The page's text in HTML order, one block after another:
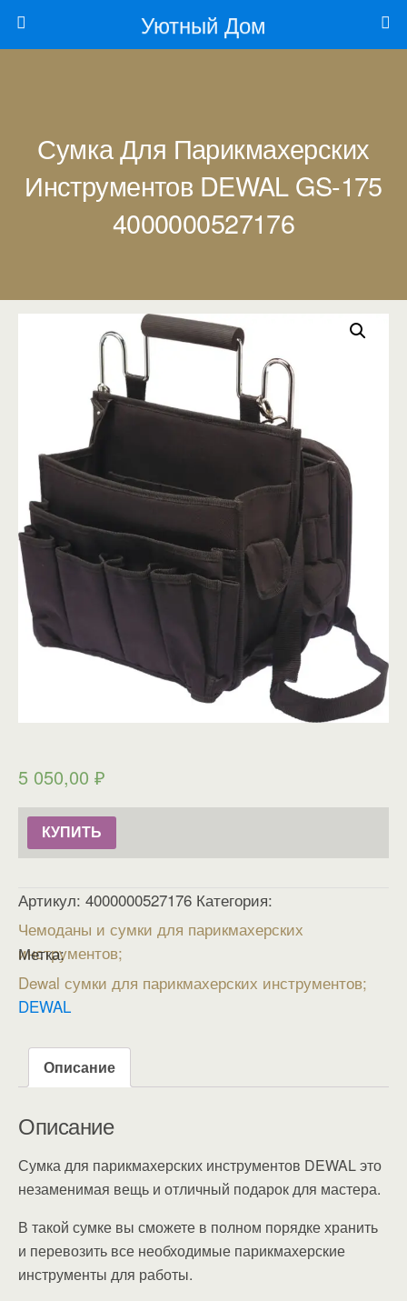
Уютный Дом
Сумка Для Парикмахерских
Инструментов DEWAL GS-175
4000000527176
5 050,00 ₽
КУПИТЬ
Артикул: 4000000527176 Категория:
Чемоданы и сумки для парикмахерских
инструментов
Метка:
Dewal сумки для парикмахерских инструментов
DEWAL
Описание
Описание
Сумка для парикмахерских инструментов DEWAL это
незаменимая вещь и отличный подарок для мастера.
В такой сумке вы сможете в полном порядке хранить
и перевозить все необходимые парикмахерские
инструменты для работы.